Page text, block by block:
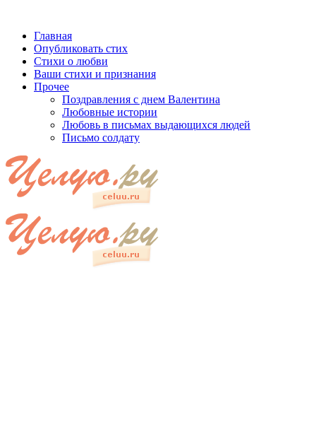
Главная
Опубликовать стих
Стихи о любви
Ваши стихи и признания
Прочее
Поздравления с днем Валентина
Любовные истории
Любовь в письмах выдающихся людей
Письмо солдату